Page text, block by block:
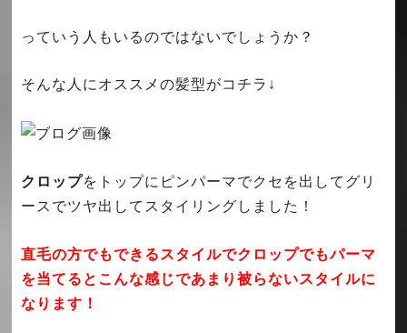
っていう人もいるのではないでしょうか？
そんな人にオススメの髪型がコチラ↓
クロップをトップにピンパーマでクセを出してグリ
ースでツヤ出してスタイリングしました！
直毛の方でもできるスタイルでクロップでもパーマ
を当てるとこんな感じであまり被らないスタイルに
なります！